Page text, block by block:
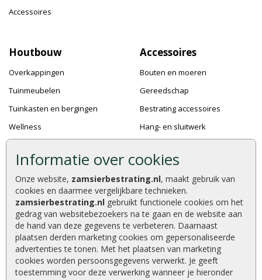
Informatie over cookies
Onze website, zamsierbestrating.nl, maakt gebruik van
cookies en daarmee vergelijkbare technieken.
zamsierbestrating.nl gebruikt functionele cookies om het
gedrag van websitebezoekers na te gaan en de website aan
de hand van deze gegevens te verbeteren. Daarnaast
plaatsen derden marketing cookies om gepersonaliseerde
advertenties te tonen. Met het plaatsen van marketing
cookies worden persoonsgegevens verwerkt. Je geeft
toestemming voor deze verwerking wanneer je hieronder
Accessoires
Houtbouw
Overkappingen
Tuinmeubelen
Tuinkasten en bergingen
Wellness
Dierenverblijven
Pergola's
Accessoires
Accessoires
Bouten en moeren
Gereedschap
Bestrating accessoires
Hang- en sluitwerk
Verf en Beits
Dakafwerking
Zamsierbestrating.nl © 2026
9,2 / 10 | 610waarderingen